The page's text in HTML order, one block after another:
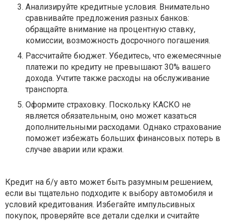
Анализируйте кредитные условия. Внимательно
сравнивайте предложения разных банков:
обращайте внимание на процентную ставку,
комиссии, возможность досрочного погашения.
Рассчитайте бюджет. Убедитесь, что ежемесячные
платежи по кредиту не превышают 30% вашего
дохода. Учтите также расходы на обслуживание
транспорта.
Оформите страховку. Поскольку КАСКО не
является обязательным, оно может казаться
дополнительными расходами. Однако страхование
поможет избежать больших финансовых потерь в
случае аварии или кражи.
Кредит на б/у авто может быть разумным решением,
если вы тщательно подходите к выбору автомобиля и
условий кредитования. Избегайте импульсивных
покупок, проверяйте все детали сделки и считайте